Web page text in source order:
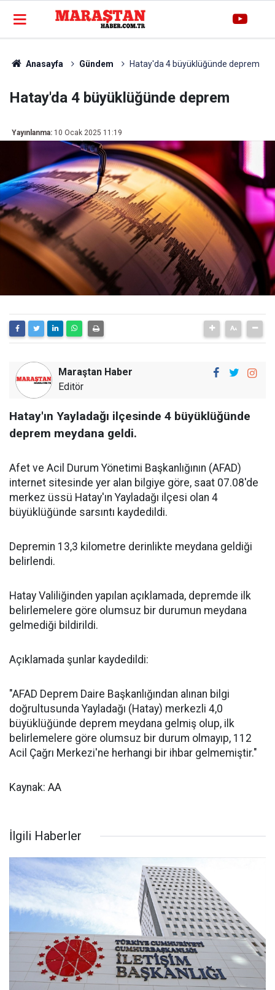
Anasayfa Gündem Hatay'da 4 büyüklüğünde deprem
Hatay'da 4 büyüklüğünde deprem
Yayınlanma: 10 Ocak 2025 11:19
Maraştan Haber
Editör
Hatay'ın Yayladağı ilçesinde 4 büyüklüğünde
deprem meydana geldi.
Afet ve Acil Durum Yönetimi Başkanlığının (AFAD)
internet sitesinde yer alan bilgiye göre, saat 07.08'de
merkez üssü Hatay'ın Yayladağı ilçesi olan 4
büyüklüğünde sarsıntı kaydedildi.
Depremin 13,3 kilometre derinlikte meydana geldiği
belirlendi.
Hatay Valiliğinden yapılan açıklamada, depremde ilk
belirlemelere göre olumsuz bir durumun meydana
gelmediği bildirildi.
Açıklamada şunlar kaydedildi:
"AFAD Deprem Daire Başkanlığından alınan bilgi
doğrultusunda Yayladağı (Hatay) merkezli 4,0
büyüklüğünde deprem meydana gelmiş olup, ilk
belirlemelere göre olumsuz bir durum olmayıp, 112
Acil Çağrı Merkezi'ne herhangi bir ihbar gelmemiştir."
Kaynak: AA
İlgili Haberler